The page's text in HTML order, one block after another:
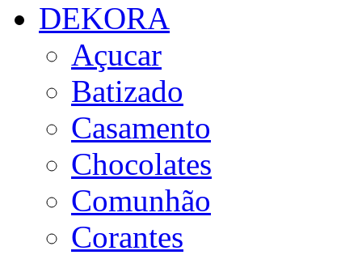
DEKORA
Açucar
Batizado
Casamento
Chocolates
Comunhão
Corantes